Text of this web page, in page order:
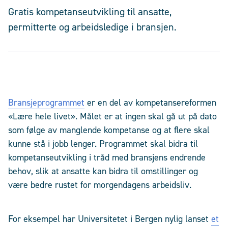
Gratis kompetanseutvikling til ansatte,
permitterte og arbeidsledige i bransjen.
Bransjeprogrammet er en del av kompetansereformen
«Lære hele livet». Målet er at ingen skal gå ut på dato
som følge av manglende kompetanse og at flere skal
kunne stå i jobb lenger. Programmet skal bidra til
kompetanseutvikling i tråd med bransjens endrende
behov, slik at ansatte kan bidra til omstillinger og
være bedre rustet for morgendagens arbeidsliv.
For eksempel har Universitetet i Bergen nylig lanset et